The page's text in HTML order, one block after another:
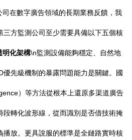
在數字廣告領域的長期業務反饋，我
三方監測公司至少需要具備以下五個核
明化架構\n監測設備能夠穩定、自然地
先級機制的暴露問題能力是關鍵。國
）等方法從根本上還原多渠道廣告
段轉化波形線，從而識別是否借技術掩
播放。更具說服的標準是全鏈路實時核